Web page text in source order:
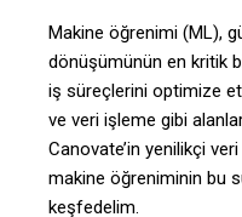
Makine öğrenimi (ML),
dönüşümünün en kritik
iş süreçlerini optimize
ve veri işleme gibi
Canovate’in yenilikçi
makine öğreniminin bu
keşfedelim.